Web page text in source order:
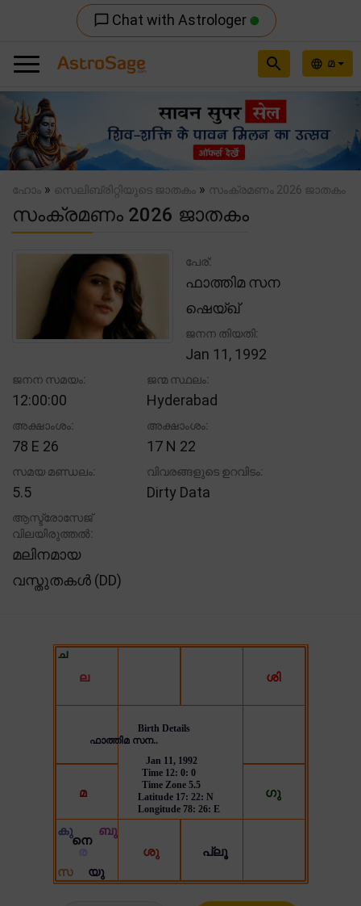
chat_bubble_outline Chat with Astrologer
language മ
search
Previous
ഹോം » സെലിബ്രിറ്റിയുടെ ജാതകം » സംക്രമണം 2026 ജാതകം
സംക്രമണം 2026 ജാതകം
പേര്:
ഫാത്തിമ സന
ഷെയ്ഖ്
ജനന തിയതി:
Jan 11, 1992
ജനന സമയം:
12:00:00
ജന്മ സ്ഥലം:
Hyderabad
അക്ഷാംശം:
78 E 26
അക്ഷാംശം:
17 N 22
സമയ മണ്ഡലം:
5.5
വിവരങ്ങളുടെ ഉറവിടം:
Dirty Data
ആസ്ട്രോസേജ്
വിലയിരുത്തൽ:
മലിനമായ
വസ്തുതകൾ (DD)